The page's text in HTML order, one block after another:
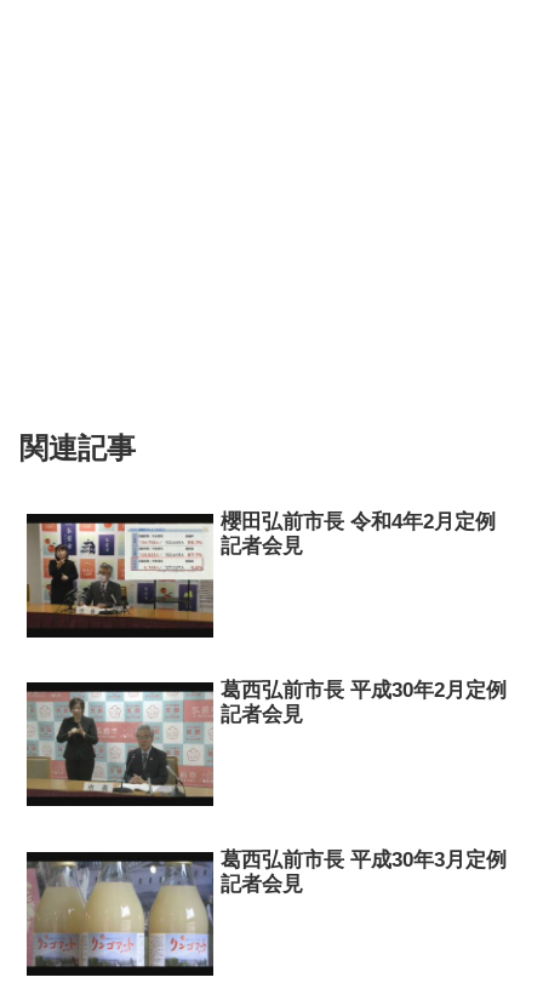
関連記事
櫻田弘前市長 令和4年2月定例
記者会見
葛西弘前市長 平成30年2月定例
記者会見
葛西弘前市長 平成30年3月定例
記者会見